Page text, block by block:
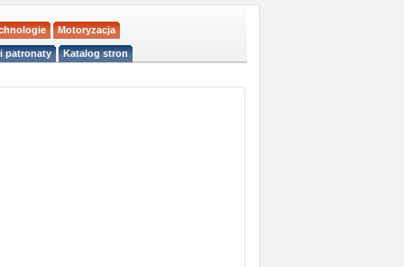
Motoryzacja
patronaty Katalog stron